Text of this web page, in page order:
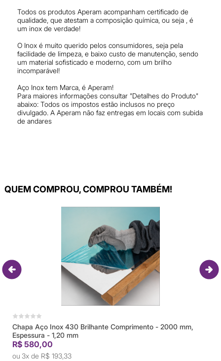
Todos os produtos Aperam acompanham certificado de
qualidade, que atestam a composição química, ou seja , é
um inox de verdade!
O Inox é muito querido pelos consumidores, seja pela
facilidade de limpeza, e baixo custo de manutenção, sendo
um material sofisticado e moderno, com um brilho
incomparável!
Aço Inox tem Marca, é Aperam!
Para maiores informações consultar "Detalhes do Produto"
abaixo: Todos os impostos estão inclusos no preço
divulgado. A Aperam não faz entregas em locais com subida
de andares
QUEM COMPROU, COMPROU TAMBÉM!
Chapa Aço Inox 430 Brilhante Comprimento - 2000 mm,
Espessura - 1,20 mm
R$ 580,00
3x de R$ 193,33